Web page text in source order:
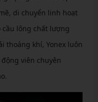
di chuyển linh hoạt
lông chất lượng
thoáng khí, Yonex luôn
viên chuyên